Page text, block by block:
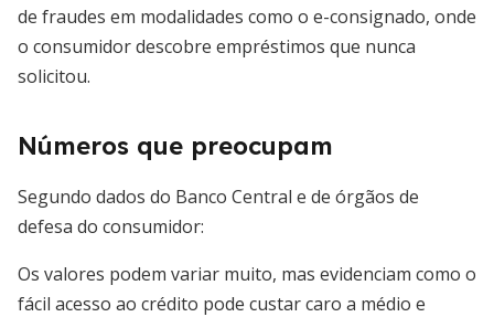
de fraudes em modalidades como o e-consignado, onde
o consumidor descobre empréstimos que nunca
solicitou.
Números que preocupam
Segundo dados do Banco Central e de órgãos de
defesa do consumidor:
Os valores podem variar muito, mas evidenciam como o
fácil acesso ao crédito pode custar caro a médio e